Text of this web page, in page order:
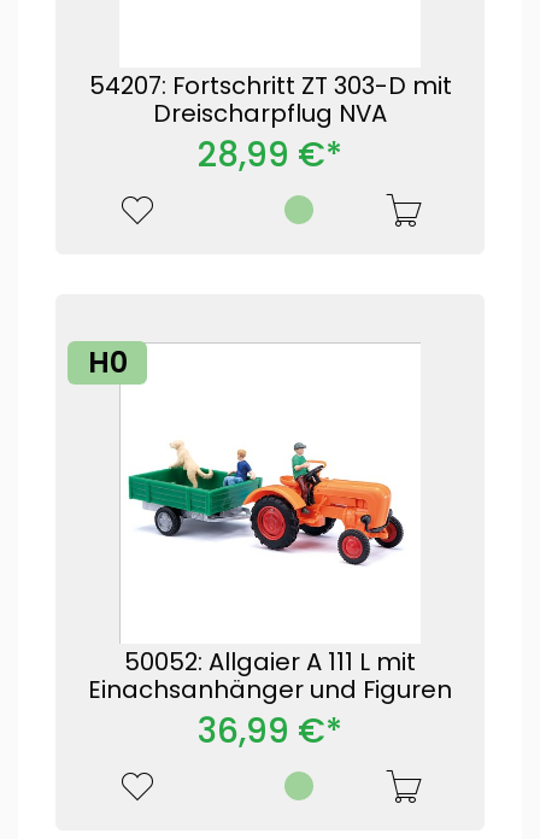
54207: Fortschritt ZT 303-D mit
Dreischarpflug NVA
28,99 €*
H0
50052: Allgaier A 111 L mit
Einachsanhänger und Figuren
36,99 €*